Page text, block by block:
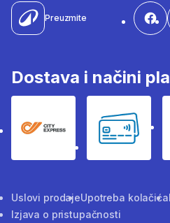
Preuzmite
Dostava i načini
City Express
Uslovi prodajeUpotreba kolačića
Izjava o pristupačnosti